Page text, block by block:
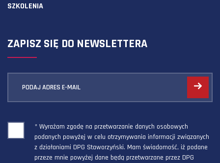
SZKOLENIA
ZAPISZ SIĘ DO NEWSLETTERA
PODAJ ADRES E-MAIL
* Wyrażam zgodę na przetwarzanie danych osobowych
podanych powyżej w celu otrzymywania informacji związanych
z działaniami DPG Staworzyński. Mam świadomość, iż podane
przeze mnie powyżej dane będą przetwarzane przez DPG